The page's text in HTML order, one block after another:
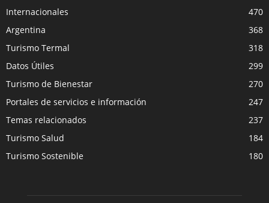
Internacionales
470
Argentina
368
Turismo Termal
318
Datos Útiles
299
Turismo de Bienestar
270
Portales de servicios e información
247
Temas relacionados
237
Turismo Salud
184
Turismo Sostenible
180